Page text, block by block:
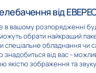
1+1
від
вашому розпорядженні
обрати найкращий
спеціальне обладнання чи
від вас -
якістю зображення та